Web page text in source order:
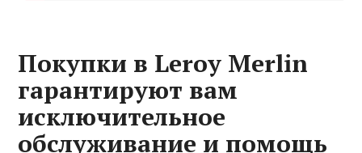
Покупки в Leroy Merlin
гарантируют вам
исключительное
обслуживание и помощь